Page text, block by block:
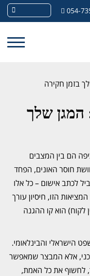
054-
בזמן חקירה
המגן שלך
הם בין המצבים
חוסר האונים, הפחד
לכתב אישום – כל אלו
הזו, חיסיון עורך
לקוח) הוא קו ההגנה
הישראלי והבינלאומי.
אלא המבצר שמאפשר
לחשוף את כל האמת,